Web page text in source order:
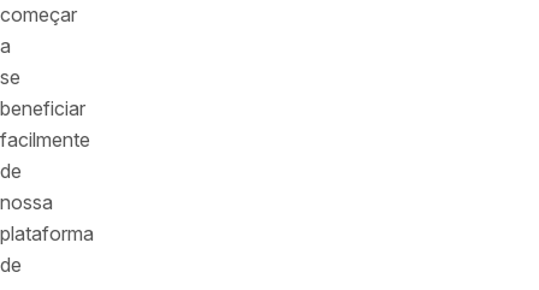
começar
a
se
beneficiar
facilmente
de
nossa
plataforma
de